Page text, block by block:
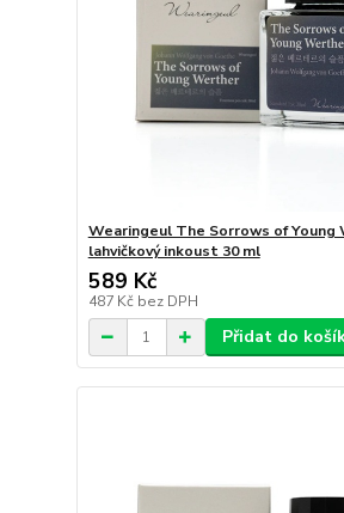
Wearingeul The Sorrows of Young
lahvičkový inkoust 30 ml
589 Kč
487 Kč bez DPH
Přidat do